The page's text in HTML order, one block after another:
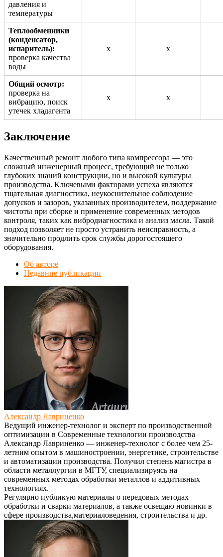
давления и
температуры
Теплообменники
(конденсатор,
испаритель):
проверка качества
воды
х х
Общий осмотр:
проверка на
вибрацию, поиск
утечек хладагента
х х
Заключение
Качественный ремонт любого типа компрессора — это
сложный инженерный процесс, требующий не только
глубоких знаний конструкции, но и высокой культуры
производства. Ключевыми факторами успеха являются
тщательная диагностика, неукоснительное соблюдение
допусков и зазоров, указанных производителем, поддержание
чистоты при сборке и применение современных методов
контроля, таких как вибродиагностика и анализ масла. Такой
подход позволяет не просто устранить неисправность, а
значительно продлить срок службы дорогостоящего
оборудования.
Об авторе
Недавние публикации
Александр Лавриненко
Ведущий инженер-технолог и эксперт по производственной
оптимизации в Современные технологии производства
Александр Лавриненко — инженер-технолог с более чем 25-
летним опытом в машиностроении, энергетике, строительстве
и автоматизации производства. Получил степень магистра в
области металлургии в МГТУ, специализируясь на
современных методах обработки металлов и аддитивных
технологиях.
Регулярно публикую материалы о передовых методах
обработки и сварки материалов, а также освещаю новинки в
сфере производства,материаловедения, строительства и др.